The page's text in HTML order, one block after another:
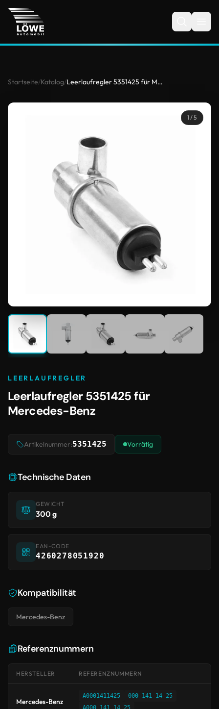
Startseite/Katalog/ Leerlaufregler 5351425 für Mercedes-Benz
1/ 5
LEERLAUFREGLER
Leerlaufregler 5351425 für
Mercedes-Benz
Artikelnummer:5351425 Vorrätig
Technische Daten
GEWICHT
300 g
EAN-CODE
4260278051920
Kompatibilität
Mercedes-Benz
Referenznummern
HERSTELLER REFERENZNUMMERN
Mercedes-Benz
A0001411425
000 141 14 25
A000 141 14 25